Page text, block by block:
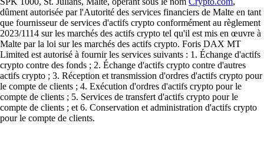
dûment autorisée par l'Autorité des services financiers de Malte en tant
que fournisseur de services d'actifs crypto conformément au règlement
2023/1114 sur les marchés des actifs crypto tel qu'il est mis en œuvre à
Malte par la loi sur les marchés des actifs crypto. Foris DAX MT
Limited est autorisé à fournir les services suivants : 1. Échange d'actifs
crypto contre des fonds ; 2. Échange d'actifs crypto contre d'autres
actifs crypto ; 3. Réception et transmission d'ordres d'actifs crypto pour
le compte de clients ; 4. Exécution d'ordres d'actifs crypto pour le
compte de clients ; 5. Services de transfert d'actifs crypto pour le
compte de clients ; et 6. Conservation et administration d'actifs crypto
pour le compte de clients.